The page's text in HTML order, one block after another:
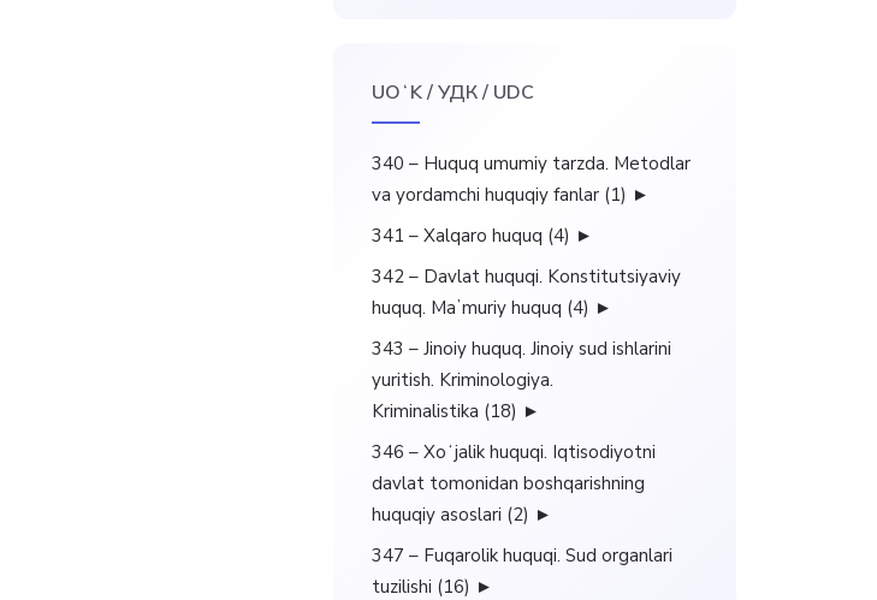
UOʻK / УДК / UDC
340 – Huquq umumiy tarzda. Metodlar
va yordamchi huquqiy fanlar (1) ►
341 – Xalqaro huquq (4) ►
342 – Davlat huquqi. Konstitutsiyaviy
huquq. Maʼmuriy huquq (4) ►
343 – Jinoiy huquq. Jinoiy sud ishlarini
yuritish. Kriminologiya.
Kriminalistika (18) ►
346 – Xoʻjalik huquqi. Iqtisodiyotni
davlat tomonidan boshqarishning
huquqiy asoslari (2) ►
347 – Fuqarolik huquqi. Sud organlari
tuzilishi (16) ►